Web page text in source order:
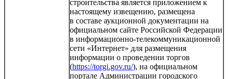
строительства является приложением к
настоящему извещению, размещена
в составе аукционной документации на
официальном сайте Российской Федерации
в информационно-телекоммуникационной
сети «Интернет» для размещения
информации о проведении торгов
(https://torgi.gov.ru/), на официальном
портале Администрации городского